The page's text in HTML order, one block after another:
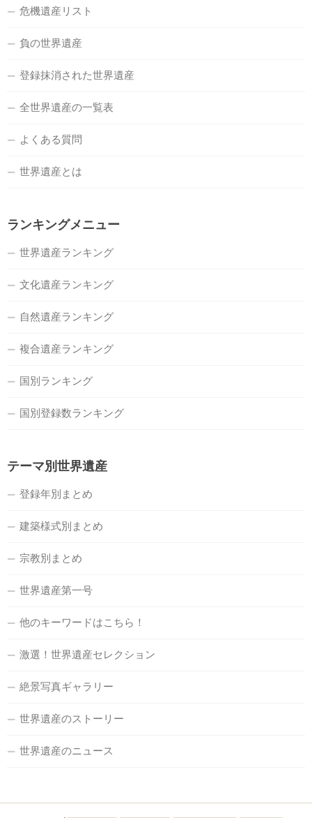
危機遺産リスト
負の世界遺産
登録抹消された世界遺産
全世界遺産の一覧表
よくある質問
世界遺産とは
ランキングメニュー
世界遺産ランキング
文化遺産ランキング
自然遺産ランキング
複合遺産ランキング
国別ランキング
国別登録数ランキング
テーマ別世界遺産
登録年別まとめ
建築様式別まとめ
宗教別まとめ
世界遺産第一号
他のキーワードはこちら！
激選！世界遺産セレクション
絶景写真ギャラリー
世界遺産のストーリー
世界遺産のニュース